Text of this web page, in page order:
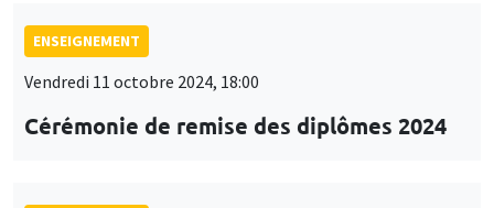
ENSEIGNEMENT
Vendredi 11 octobre 2024, 18:00
Cérémonie de remise des diplômes 2024